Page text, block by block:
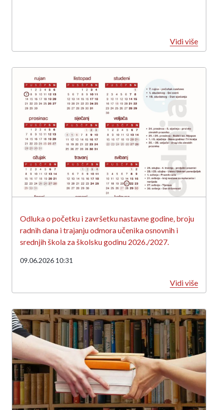
Vidi više
Odluka o početku i završetku nastavne godine, broju
radnih dana i trajanju odmora učenika osnovnih i
srednjih škola za školsku godinu 2026./2027.
09.06.2026 10:31
Vidi više